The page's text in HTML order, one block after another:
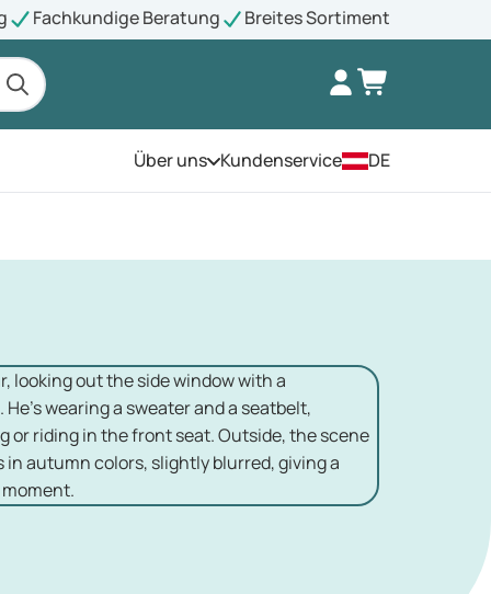
Fachkundige Beratung Breites Sortiment
Über unsÖffnen Sie das Menü
Kundenservice DE